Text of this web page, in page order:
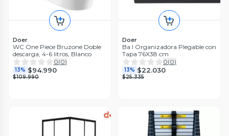
Doer
WC One Piece Bruzone Doble
descarga, 4-6 litros, Blanco
0(0)
13% $94.990
$109.990
Doer
Ba l Organizadora Plegable con
Tapa 76X38 cm
0(0)
13% $22.030
$25.335